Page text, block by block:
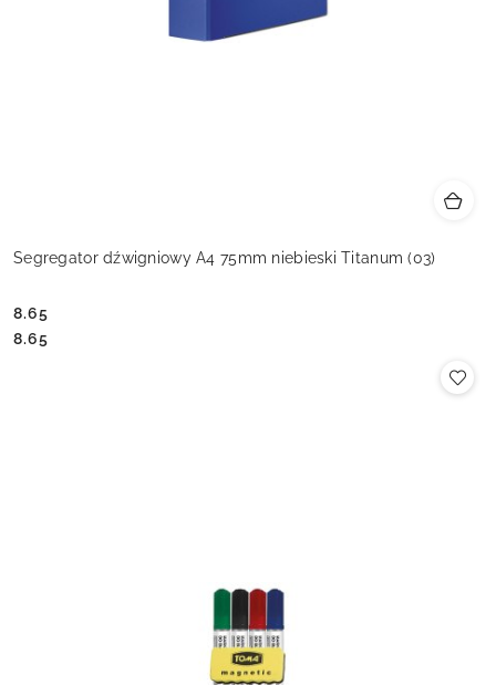
Segregator dźwigniowy A4 75mm niebieski Titanum (03)
Cena:
8.65
Cena:
8.65